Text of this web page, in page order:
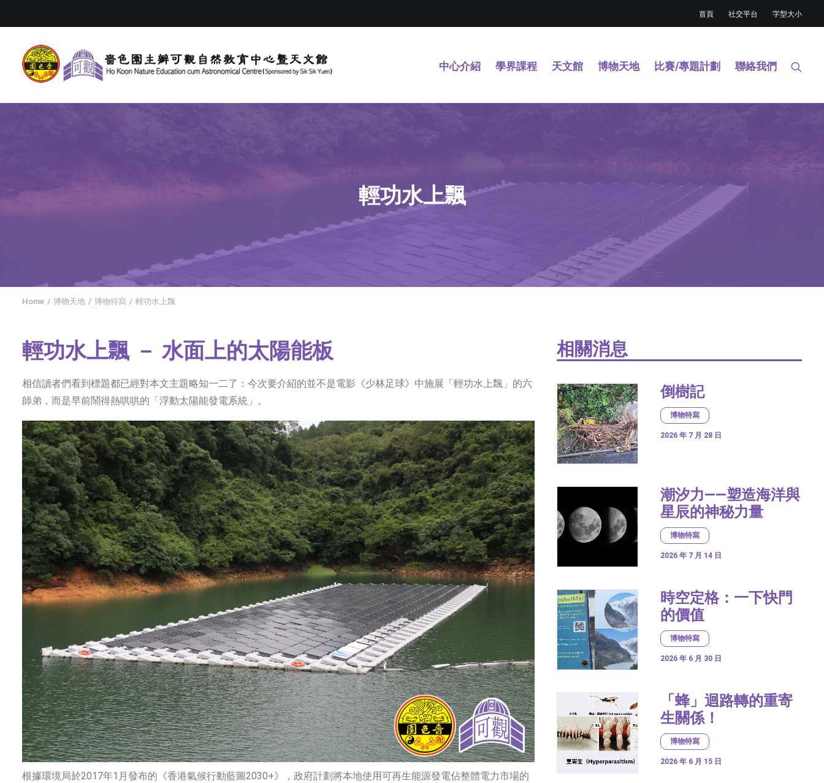
首頁 社交平台 字型大小
中心介紹 學界課程 天文館 博物天地 比賽/專題計劃 聯絡我們
輕功水上飄
Home 博物天地 博物特寫 輕功水上飄
輕功水上飄 － 水面上的太陽能板
相信讀者們看到標題都已經對本文主題略知一二了：今次要介紹的並不是電影《少林足球》中施展「輕功水上飄」的六
師弟，而是早前鬧得熱哄哄的「浮動太陽能發電系統」。
根據環境局於2017年1月發布的《香港氣候行動藍圖2030+》，政府計劃將本地使用可再生能源發電佔整體電力市場的
相關消息
倒樹記
博物特寫
2026 年 7 月 28 日
潮汐力——塑造海洋與
星辰的神秘力量
博物特寫
2026 年 7 月 14 日
時空定格：一下快門
的價值
博物特寫
2026 年 6 月 30 日
「蜂」迴路轉的重寄
生關係！
博物特寫
2026 年 6 月 15 日